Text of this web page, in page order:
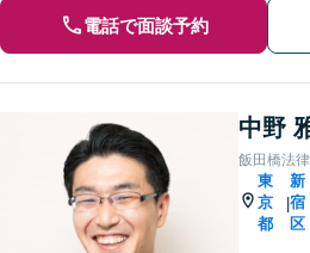
電話で面談予約
中野
飯田橋法
東
京
都
|
新
宿
区